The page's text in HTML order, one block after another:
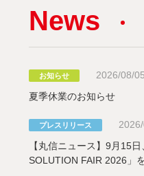
News
お知らせ
2026/08/05
夏季休業のお知らせ
プレスリリース
【丸信ニュース】9月15
SOLUTION FAIR 2026」